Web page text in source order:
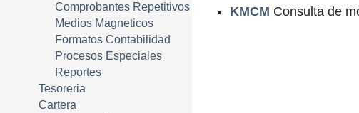
Comprobantes Repetitivos
Medios Magneticos
Formatos Contabilidad
Procesos Especiales
Reportes
Tesoreria
Cartera
KMCM Consulta de